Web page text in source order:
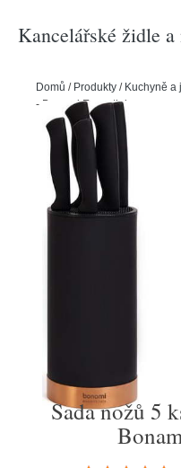
Kancelářské židle
Domů / Produkty / Kuchyně a
- Bonami Essentials
Sada nožů 5